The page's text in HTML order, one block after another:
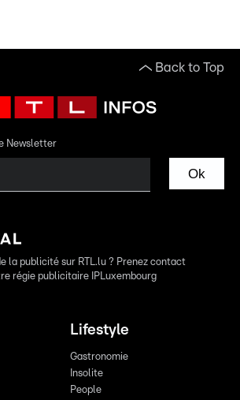
Back to Top
Newsletter
Ok
la publicité sur RTL.lu ? Prenez contact
régie publicitaire IPLuxembourg
Lifestyle
Gastronomie
Insolite
People